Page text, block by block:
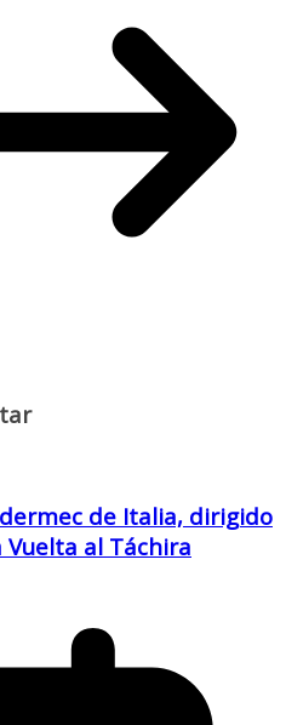
de Italia, dirigido
Vuelta al Táchira